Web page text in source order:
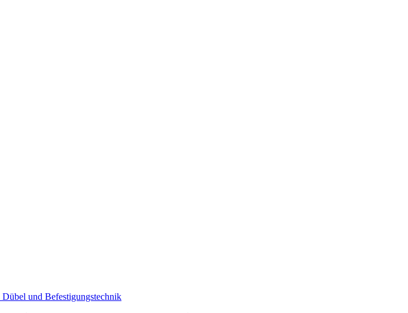
Dübel und Befestigungstechnik